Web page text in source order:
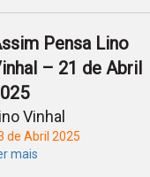
Pensa Lino
– 21 de Abril
Vinhal
de Abril 2025
mais